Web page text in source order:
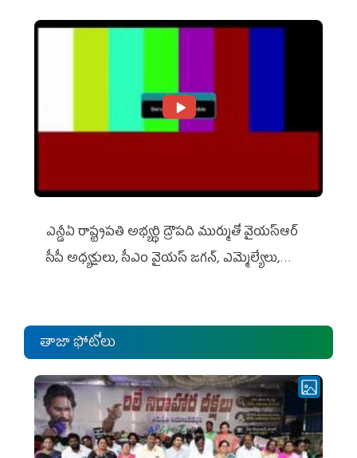
ఎన్డీఏ రాష్ట్ర‌ప‌తి అభ్య‌ర్థి ద్రౌప‌ది ముర్ముతో వైయ‌స్ఆర్
సీపీ అధ్య‌క్షులు, సీఎం వైయ‌స్ జ‌గ‌న్, ఎమ్మెల్యేలు,
తాజా ఫోటోలు